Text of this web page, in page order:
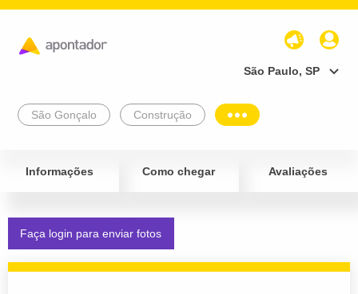
São Paulo, SP
São Gonçalo Construção
Informações Como chegar Avaliações
Faça login para enviar fotos